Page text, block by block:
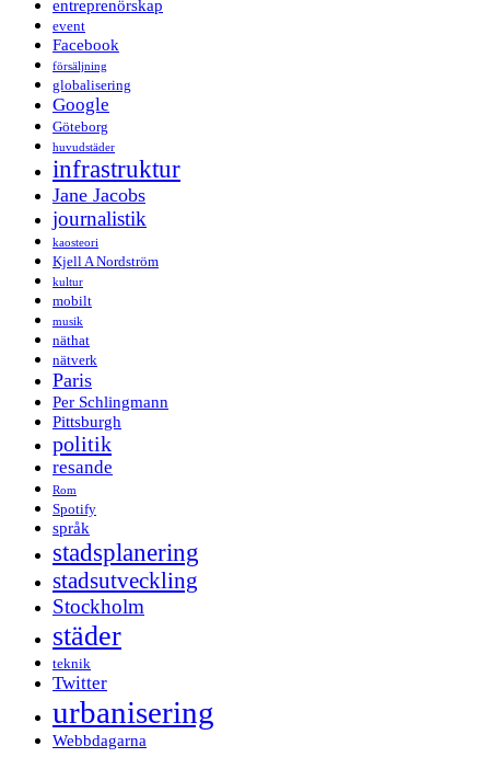
entreprenörskap
event
Facebook
försäljning
globalisering
Google
Göteborg
huvudstäder
infrastruktur
Jane Jacobs
journalistik
kaosteori
Kjell A Nordström
kultur
mobilt
musik
näthat
nätverk
Paris
Per Schlingmann
Pittsburgh
politik
resande
Rom
Spotify
språk
stadsplanering
stadsutveckling
Stockholm
städer
teknik
Twitter
urbanisering
Webbdagarna